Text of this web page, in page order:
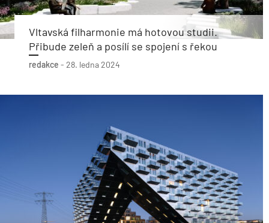
Vltavská filharmonie má hotovou studii.
Přibude zeleň a posílí se spojení s řekou
redakce - 28. ledna 2024